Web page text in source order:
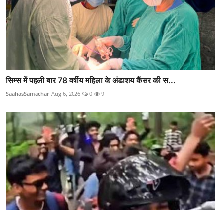
सिम्स में पहली बार 78 वर्षीय महिला के अंडाशय कैंसर की स...
SaahasSamachar Aug 6, 2026 0 9